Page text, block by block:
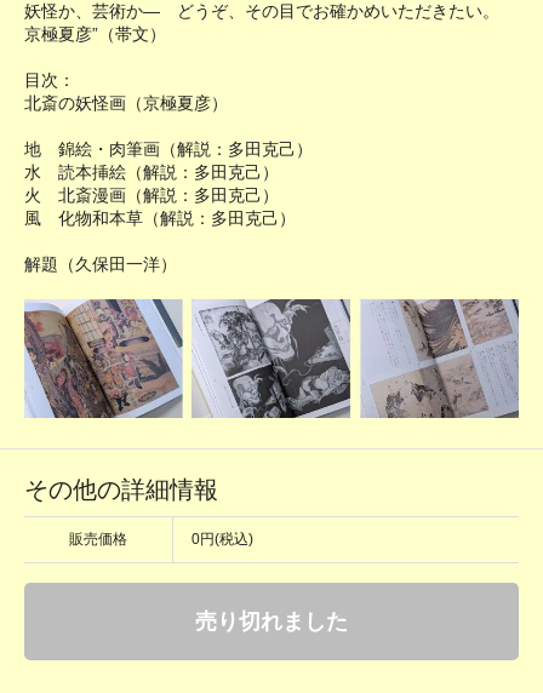
妖怪か、芸術か― どうぞ、その目でお確かめいただきたい。
京極夏彦”（帯文）
目次：
北斎の妖怪画（京極夏彦）
地 錦絵・肉筆画（解説：多田克己）
水 読本挿絵（解説：多田克己）
火 北斎漫画（解説：多田克己）
風 化物和本草（解説：多田克己）
解題（久保田一洋）
その他の詳細情報
販売価格 0円(税込)
売り切れました